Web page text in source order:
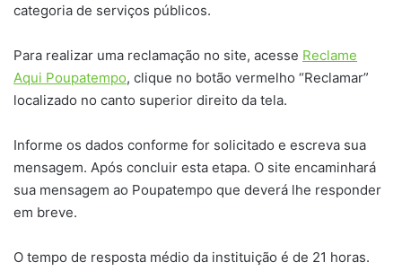
categoria de serviços públicos.
Para realizar uma reclamação no site, acesse Reclame
Aqui Poupatempo, clique no botão vermelho “Reclamar”
localizado no canto superior direito da tela.
Informe os dados conforme for solicitado e escreva sua
mensagem. Após concluir esta etapa. O site encaminhará
sua mensagem ao Poupatempo que deverá lhe responder
em breve.
O tempo de resposta médio da instituição é de 21 horas.